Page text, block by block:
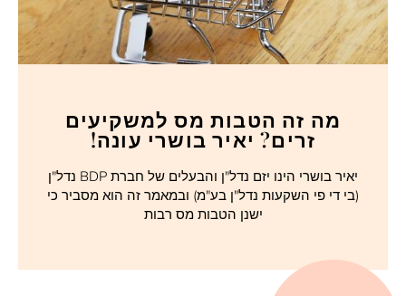
מה זה הטבות מס למשקיעים
זרים? יאיר בושרי עונה!
יאיר בושרי הינו יזם נדל"ן והבעלים של חברת BDP נדל"ן
(בי די פי השקעות נדל"ן בע"מ) ובמאמר זה הוא מסביר כי
ישנן הטבות מס רבות